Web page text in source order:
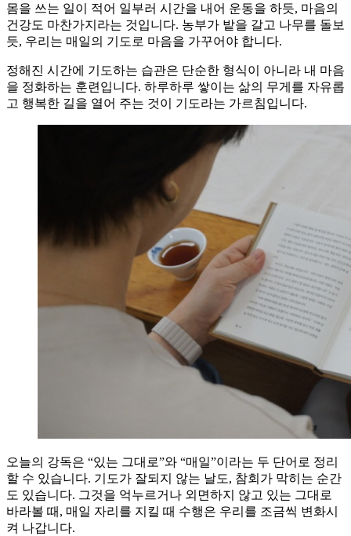
몸을 쓰는 일이 적어 일부러 시간을 내어 운동을 하듯, 마음의
건강도 마찬가지라는 것입니다. 농부가 밭을 갈고 나무를 돌보
듯, 우리는 매일의 기도로 마음을 가꾸어야 합니다.
정해진 시간에 기도하는 습관은 단순한 형식이 아니라 내 마음
을 정화하는 훈련입니다. 하루하루 쌓이는 삶의 무게를 자유롭
고 행복한 길을 열어 주는 것이 기도라는 가르침입니다.
오늘의 강독은 “있는 그대로”와 “매일”이라는 두 단어로 정리
할 수 있습니다. 기도가 잘되지 않는 날도, 참회가 막히는 순간
도 있습니다. 그것을 억누르거나 외면하지 않고 있는 그대로
바라볼 때, 매일 자리를 지킬 때 수행은 우리를 조금씩 변화시
켜 나갑니다.